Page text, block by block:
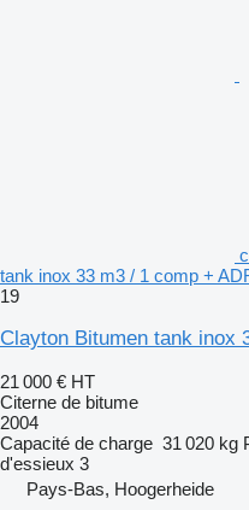
tank inox 33 m3 / 1 comp +
19
Clayton Bitumen tank inox
21 000 € HT
Citerne de bitume
2004
Capacité de charge 31 020 kg
d'essieux 3
Pays-Bas, Hoogerheide